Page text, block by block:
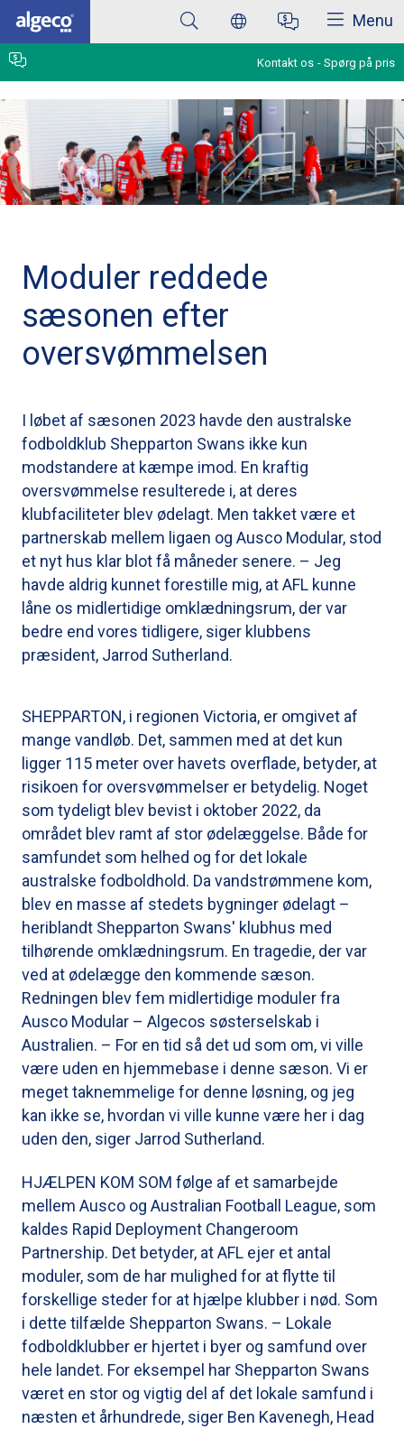
Skip
main
content
Menu
Kontakt os Spørg på pris
Moduler reddede
sæsonen efter
oversvømmelsen
I løbet af sæsonen 2023 havde den australske
fodboldklub Shepparton Swans ikke kun
modstandere at kæmpe imod. En kraftig
oversvømmelse resulterede i, at deres
klubfaciliteter blev ødelagt. Men takket være et
partnerskab mellem ligaen og Ausco Modular, stod
et nyt hus klar blot få måneder senere. – Jeg
havde aldrig kunnet forestille mig, at AFL kunne
låne os midlertidige omklædningsrum, der var
bedre end vores tidligere, siger klubbens
præsident, Jarrod Sutherland.
SHEPPARTON, i regionen Victoria, er omgivet af
mange vandløb. Det, sammen med at det kun
ligger 115 meter over havets overflade, betyder, at
risikoen for oversvømmelser er betydelig. Noget
som tydeligt blev bevist i oktober 2022, da
området blev ramt af stor ødelæggelse. Både for
samfundet som helhed og for det lokale
australske fodboldhold. Da vandstrømmene kom,
blev en masse af stedets bygninger ødelagt –
heriblandt Shepparton Swans' klubhus med
tilhørende omklædningsrum. En tragedie, der var
ved at ødelægge den kommende sæson.
Redningen blev fem midlertidige moduler fra
Ausco Modular – Algecos søsterselskab i
Australien. – For en tid så det ud som om, vi ville
være uden en hjemmebase i denne sæson. Vi er
meget taknemmelige for denne løsning, og jeg
kan ikke se, hvordan vi ville kunne være her i dag
uden den, siger Jarrod Sutherland.
HJÆLPEN KOM SOM følge af et samarbejde
mellem Ausco og Australian Football League, som
kaldes Rapid Deployment Changeroom
Partnership. Det betyder, at AFL ejer et antal
moduler, som de har mulighed for at flytte til
forskellige steder for at hjælpe klubber i nød. Som
i dette tilfælde Shepparton Swans. – Lokale
fodboldklubber er hjertet i byer og samfund over
hele landet. For eksempel har Shepparton Swans
været en stor og vigtig del af det lokale samfund i
næsten et århundrede, siger Ben Kavenegh, Head